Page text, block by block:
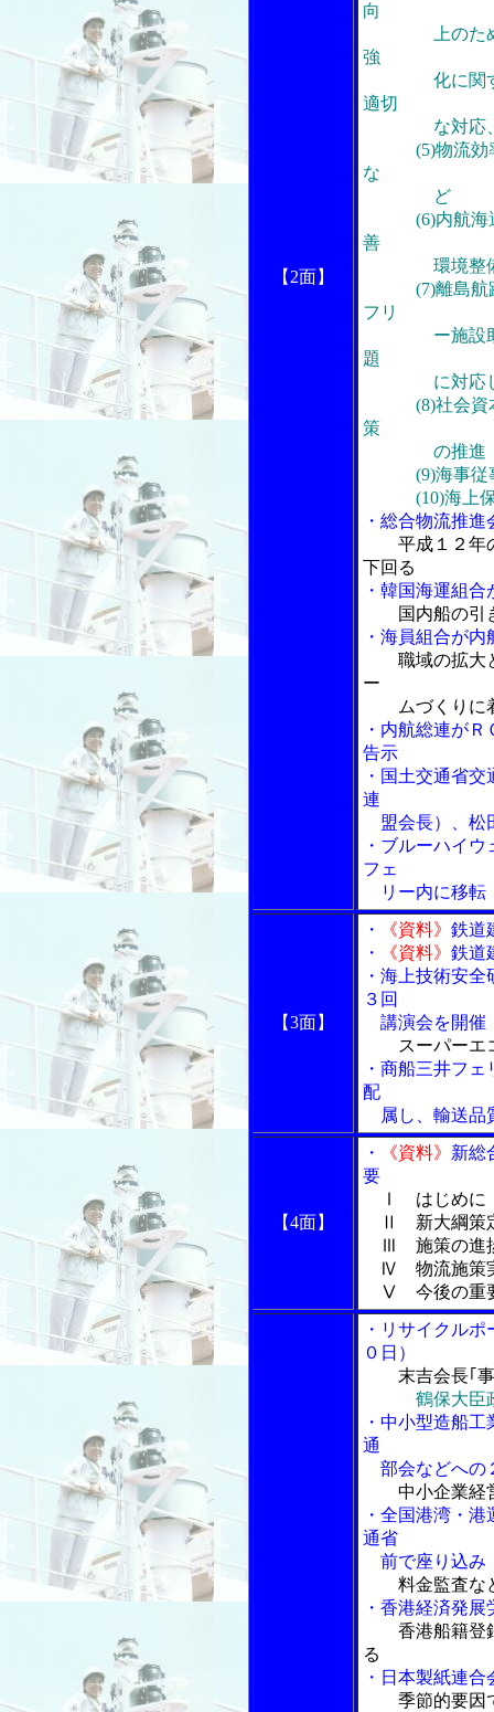
【2面】
向
上のための
強
化に関する
適切
な対応、港
(5)物流効率
な
ど
(6)内航海運
善
環境整備対
(7)離島航路
フリ
ー施設助成
題
に対応した
(8)社会資本
策
の推進
(9)海事従事
(10)海上保安
・総合物流推
平成１２年
下回る
・韓国海運組
国内船の引
・海員組合が
職域の拡大
ー
ムづくりに
・内航総連が
告示
・国土交通省
連
盟会長）、松
・ブルーハイ
フェ
リー内に移転
【3面】
・ 《資料》 鉄道
・
《資料》 鉄道
・海上技術安
３回
講演会を開催
スーパーエ
・商船三井フ
配
属し、輸送品
【4面】
・ 《資料》 新総
要
Ⅰ はじめに
Ⅱ 新大綱策定
Ⅲ 施策の進
Ⅳ 物流施策
Ⅴ 今後の重
・リサイクル
０日）
末吉会長｢
鶴保大臣
・中小型造船
通
部会などへの
中小企業経
・全国港湾・
通省
前で座り込み
料金監査な
・香港経済発
香港船籍登
る
・日本製紙連
季節的要因